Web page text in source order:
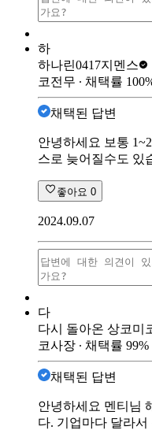
하
하나린0417지멘스
코전무 ∙ 채택률 100
채택된 답변
안녕하세요 보통
스로 늦어질수도 있
좋아요 0
2024.09.07
다
다시 돌아온 상코미
코사장 ∙ 채택률 99%
채택된 답변
안녕하세요 멘티님
다. 기업마다 달라